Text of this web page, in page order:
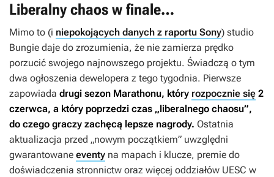
Liberalny chaos w finale…
Mimo to (i niepokojących danych z raportu Sony) studio
Bungie daje do zrozumienia, że nie zamierza prędko
porzucić swojego najnowszego projektu. Świadczą o tym
dwa ogłoszenia dewelopera z tego tygodnia. Pierwsze
zapowiada drugi sezon Marathonu, który rozpocznie się 2
czerwca, a który poprzedzi czas „liberalnego chaosu”,
do czego graczy zachęcą lepsze nagrody. Ostatnia
aktualizacja przed „nowym początkiem” uwzględni
gwarantowane eventy na mapach i klucze, premie do
doświadczenia stronnictw oraz więcej oddziałów UESC w